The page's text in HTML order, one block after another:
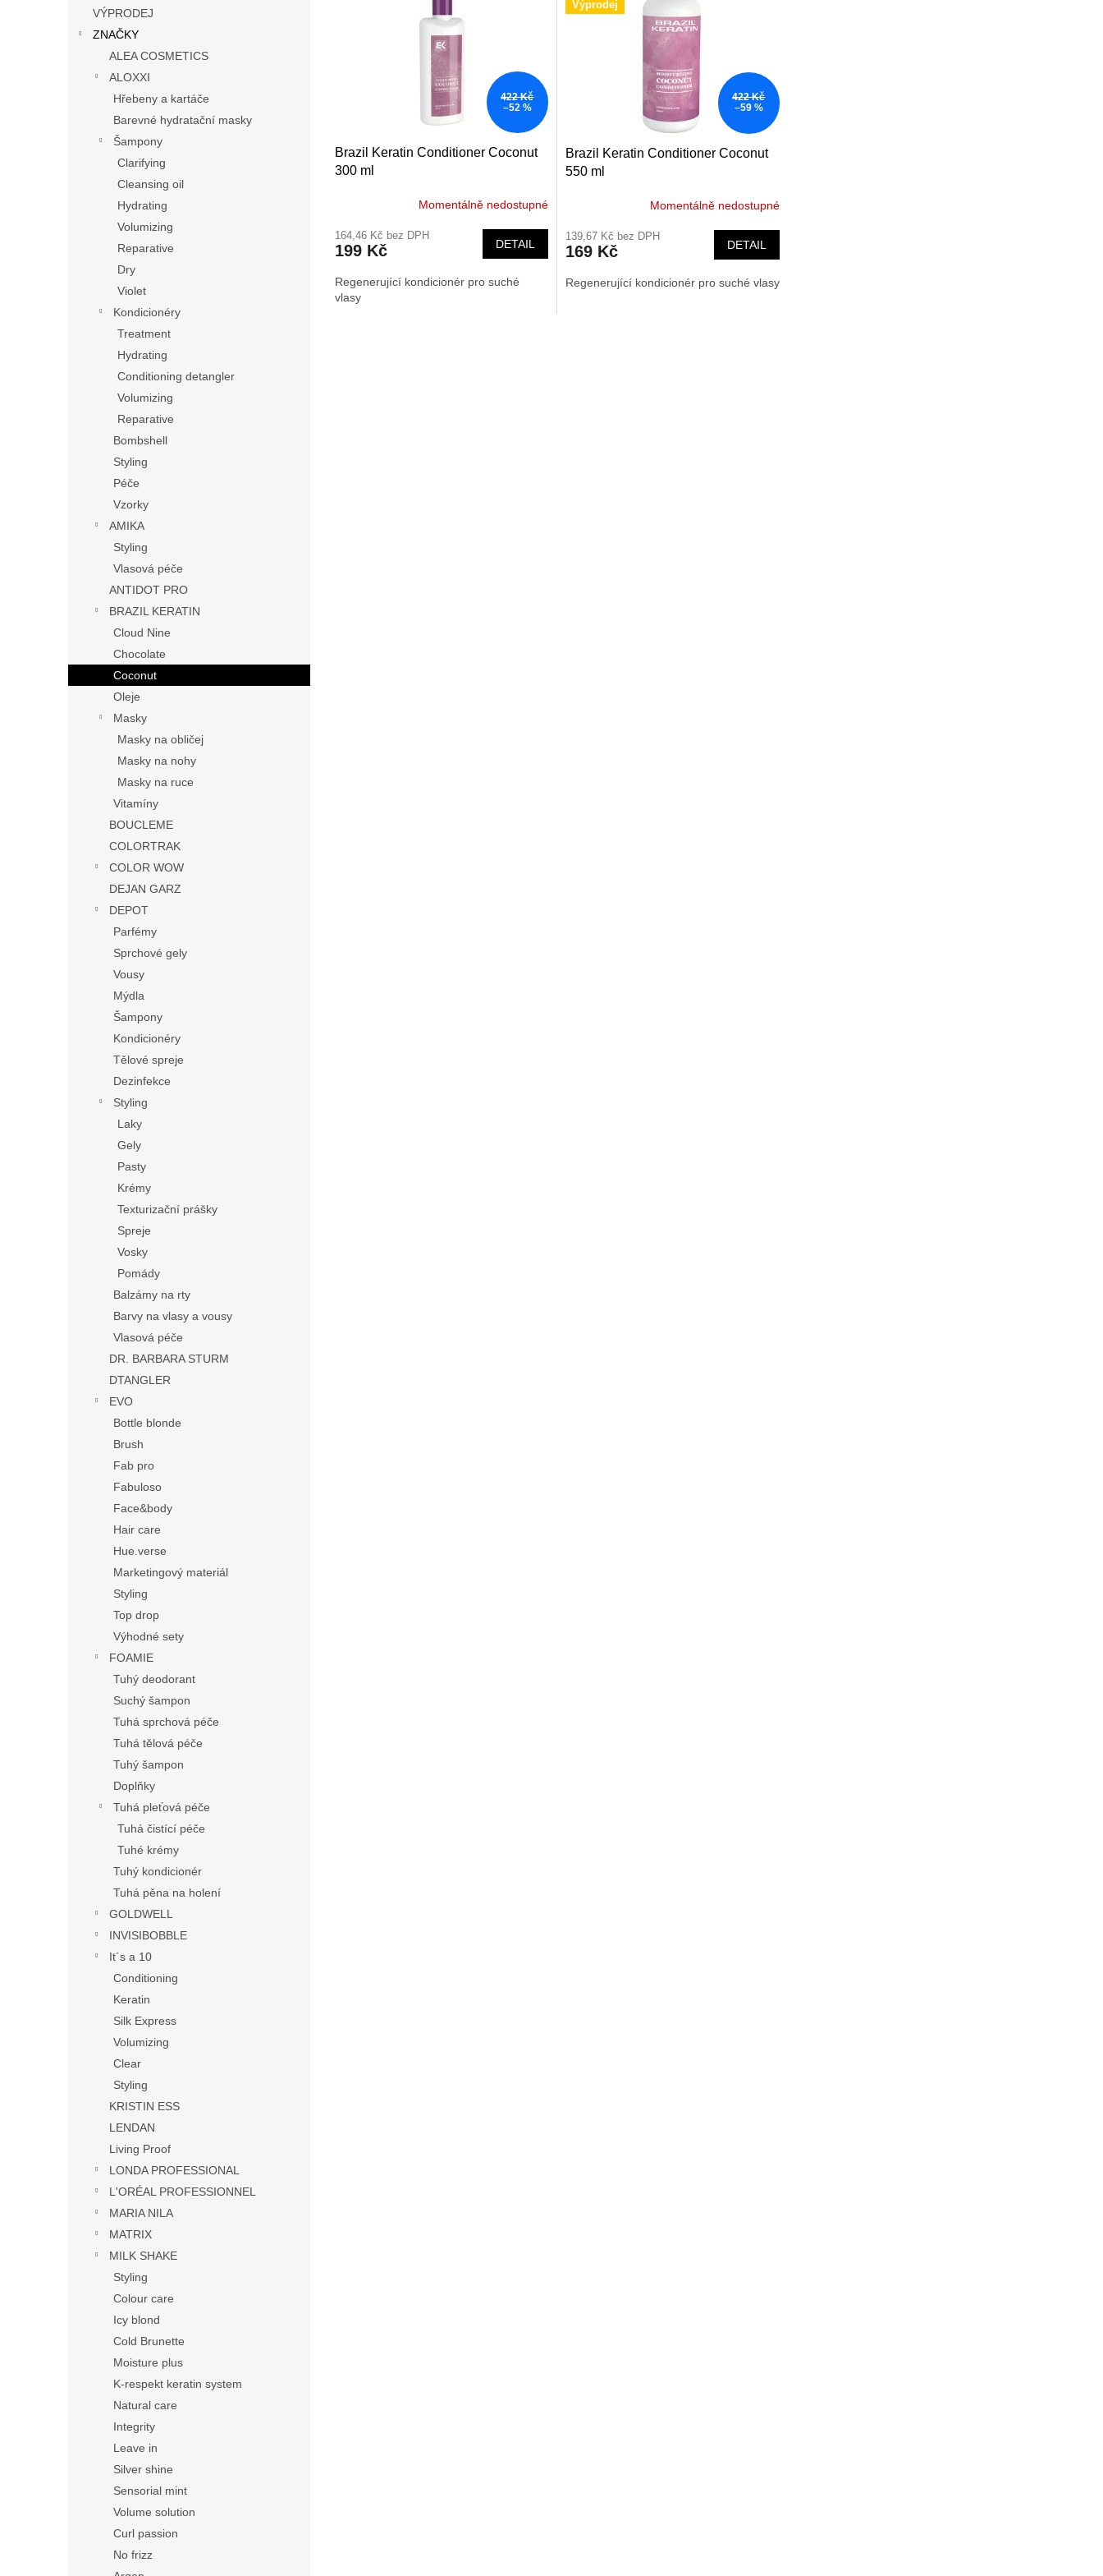
VÝPRODEJ
ZNAČKY
ALEA COSMETICS
ALOXXI
Hřebeny a kartáče
Barevné hydratační masky
Šampony
Clarifying
Cleansing oil
Hydrating
Volumizing
Reparative
Dry
Violet
Kondicionéry
Treatment
Hydrating
Conditioning detangler
Volumizing
Reparative
Bombshell
Styling
Péče
Vzorky
AMIKA
Styling
Vlasová péče
ANTIDOT PRO
BRAZIL KERATIN
Cloud Nine
Chocolate
Coconut
Oleje
Masky
Masky na obličej
Masky na nohy
Masky na ruce
Vitamíny
BOUCLEME
COLORTRAK
COLOR WOW
DEJAN GARZ
DEPOT
Parfémy
Sprchové gely
Vousy
Mýdla
Šampony
Kondicionéry
Tělové spreje
Dezinfekce
Styling
Laky
Gely
Pasty
Krémy
Texturizační prášky
Spreje
Vosky
Pomády
Balzámy na rty
Barvy na vlasy a vousy
Vlasová péče
DR. BARBARA STURM
DTANGLER
EVO
Bottle blonde
Brush
Fab pro
Fabuloso
Face&body
Hair care
Hue.verse
Marketingový materiál
Styling
Top drop
Výhodné sety
FOAMIE
Tuhý deodorant
Suchý šampon
Tuhá sprchová péče
Tuhá tělová péče
Tuhý šampon
Doplňky
Tuhá pleťová péče
Tuhá čistící péče
Tuhé krémy
Tuhý kondicionér
Tuhá pěna na holení
GOLDWELL
INVISIBOBBLE
It´s a 10
Conditioning
Keratin
Silk Express
Volumizing
Clear
Styling
KRISTIN ESS
LENDAN
Living Proof
LONDA PROFESSIONAL
L'ORÉAL PROFESSIONNEL
MARIA NILA
MATRIX
MILK SHAKE
Styling
Colour care
Icy blond
Cold Brunette
Moisture plus
K-respekt keratin system
Natural care
Integrity
Leave in
Silver shine
Sensorial mint
Volume solution
Curl passion
No frizz
422 Kč
–52 %
Brazil Keratin Conditioner Coconut
300 ml
Momentálně nedostupné
164,46 Kč bez DPH
199 Kč DETAIL
Regenerující kondicionér pro suché
vlasy
Výprodej
422 Kč
–59 %
Brazil Keratin Conditioner Coconut
550 ml
Momentálně nedostupné
139,67 Kč bez DPH
169 Kč DETAIL
Regenerující kondicionér pro suché vlasy